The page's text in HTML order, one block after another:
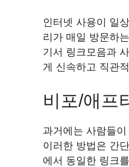
인터넷 사용이 일
리가 매일 방문하
기서 링크모음과
게 신속하고 직관
비포/애프
과거에는 사람들
이러한 방법은 간
에서 동일한 링크